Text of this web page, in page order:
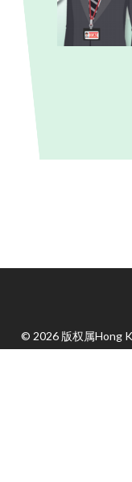
© 2026 版权属Hong